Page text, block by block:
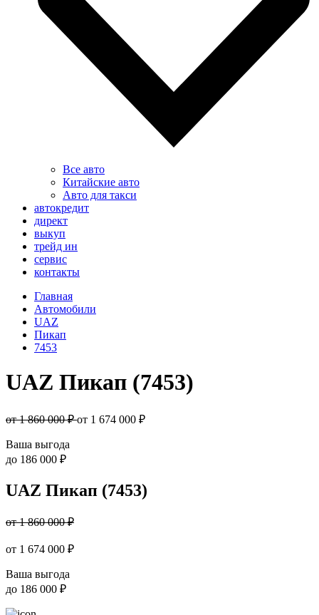
Все авто
Китайские авто
Авто для такси
автокредит
директ
выкуп
трейд ин
сервис
контакты
Главная
Автомобили
UAZ
Пикап
7453
UAZ Пикап (7453)
от 1 860 000 ₽от 1 674 000 ₽
Ваша выгода
до 186 000 ₽
UAZ Пикап (7453)
от 1 860 000 ₽
от 1 674 000 ₽
Ваша выгода
до 186 000 ₽